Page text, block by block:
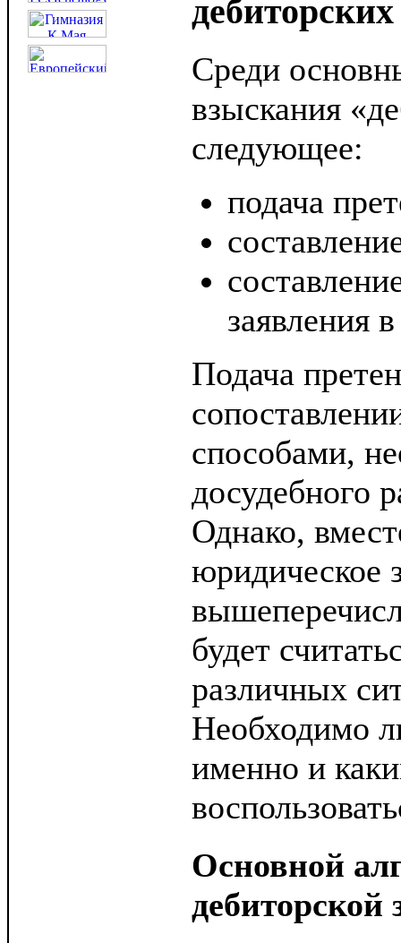
Среди
взыскания
следующее:
подача
заявления
Подача
способами,
досудебного
Однако,
юридическое
будет
различных
Необходимо
именно и
Основной
дебиторской